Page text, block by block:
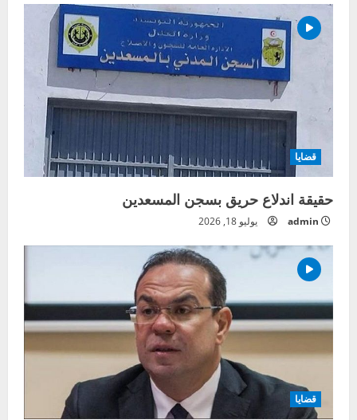
قضايا
حقيقة اندلاع حريق بسجن المسعدين
admin يوليو 18, 2026
قضايا